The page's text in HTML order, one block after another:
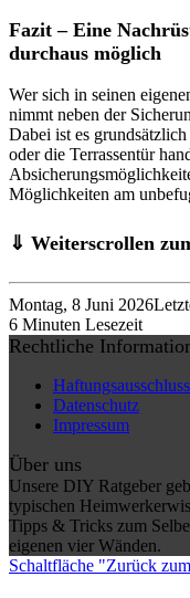
Fazit – Eine
durchaus möglich
Wer sich in seinen
nimmt neben der
Dabei ist es
oder die Terrassentür
Möglichkeiten am
⇓ Weiterscrollen
Montag, 8 Juni 2026
6 Minuten Lesezeit
Rechtliche
Haftungsausschluss
Datenschutz
Impressum
Über uns
Unsere DIY Ratgeber
typischen
Tipps & Tricks zum
eigenen vier Wänden.
Schaltfläche "Zurück